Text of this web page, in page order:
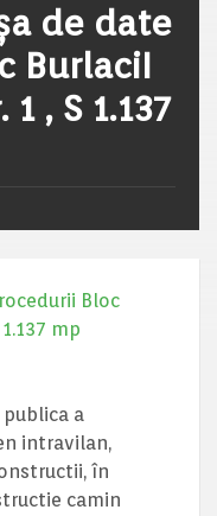
de date
BurlaciI
, S 1.137
Bloc
mp
a
intravilan,
în
camin